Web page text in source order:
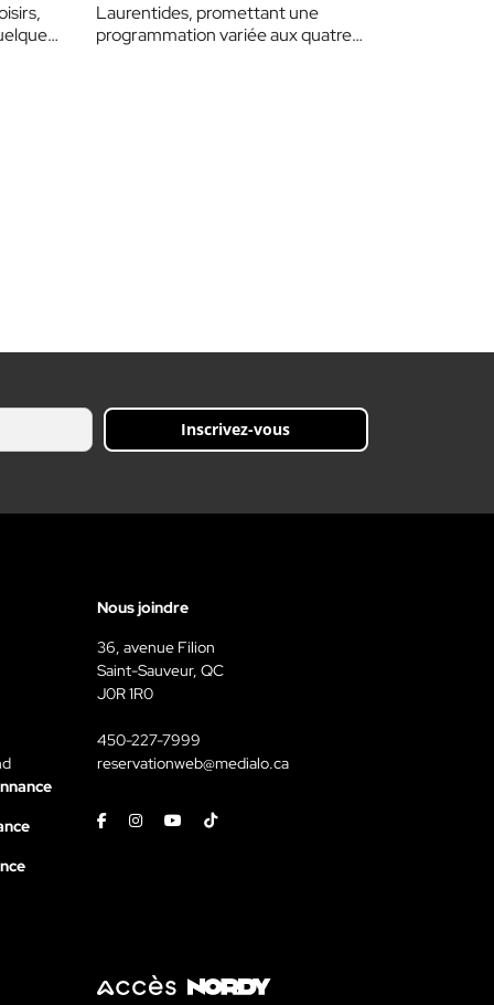
Laurentides, promettant une
programmation variée aux quatre
Inscrivez-vous
Nous joindre
36, avenue Filion
Saint-Sauveur, QC
J0R 1R0
450-227-7999
reservationweb@medialo.ca
FacebookInstagramYoutubeTiktok